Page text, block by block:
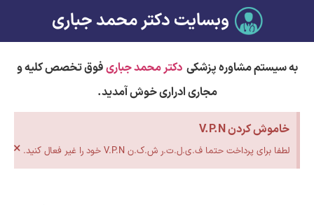
وبسایت دکتر محمد جباری
به سیستم مشاوره پزشکیدکتر محمد جباریفوق تخصص کلیه و
مجاری ادراری خوش آمدید.
خاموش کردن V.P.N
لطفا برای پرداخت حتما ف.ی.ل.ت.ر ش.ک.ن V.P.N خود را غیر فعال کنید. ×